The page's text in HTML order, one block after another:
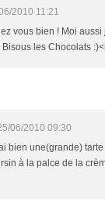
2010 11:21
vous bien ! Moi
Bisous les Chocolats
06/2010 09:30
bien une(grande)
à la palce de la